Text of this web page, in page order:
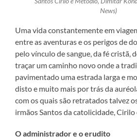
News)
Uma vida constantemente em
entre as aventuras e os perigos de
pelo vínculo de sangue, da fé cristã,
traçar um caminho novo onde a
pavimentado uma estrada larga e
disto e muito mais por trás da
com os quais são retratados talvez
irmãos Santos da catolicidade,
O administrador e o erudito